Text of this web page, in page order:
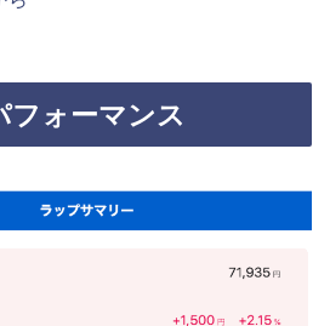
フォーマンス